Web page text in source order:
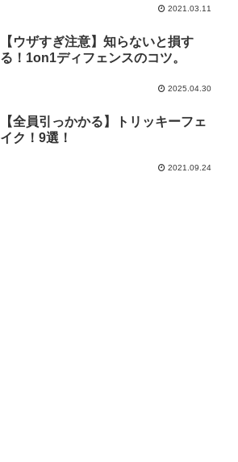
2021.03.11
【ウザすぎ注意】知らないと損す
る！1on1ディフェンスのコツ。
2025.04.30
【全員引っかかる】トリッキーフェ
イク！9選！
2021.09.24